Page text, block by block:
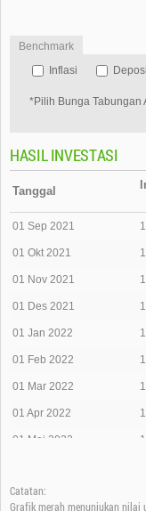
Benchmark
Inflasi
*Pilih Bunga Tabungan
HASIL INVESTASI
Tanggal
01 Sep 2021
01 Okt 2021
01 Nov 2021
01 Des 2021
01 Jan 2022
01 Feb 2022
01 Mar 2022
01 Apr 2022
01 Mei 2022
01 Jul 2022
Catatan:
Grafik merah menunjukan